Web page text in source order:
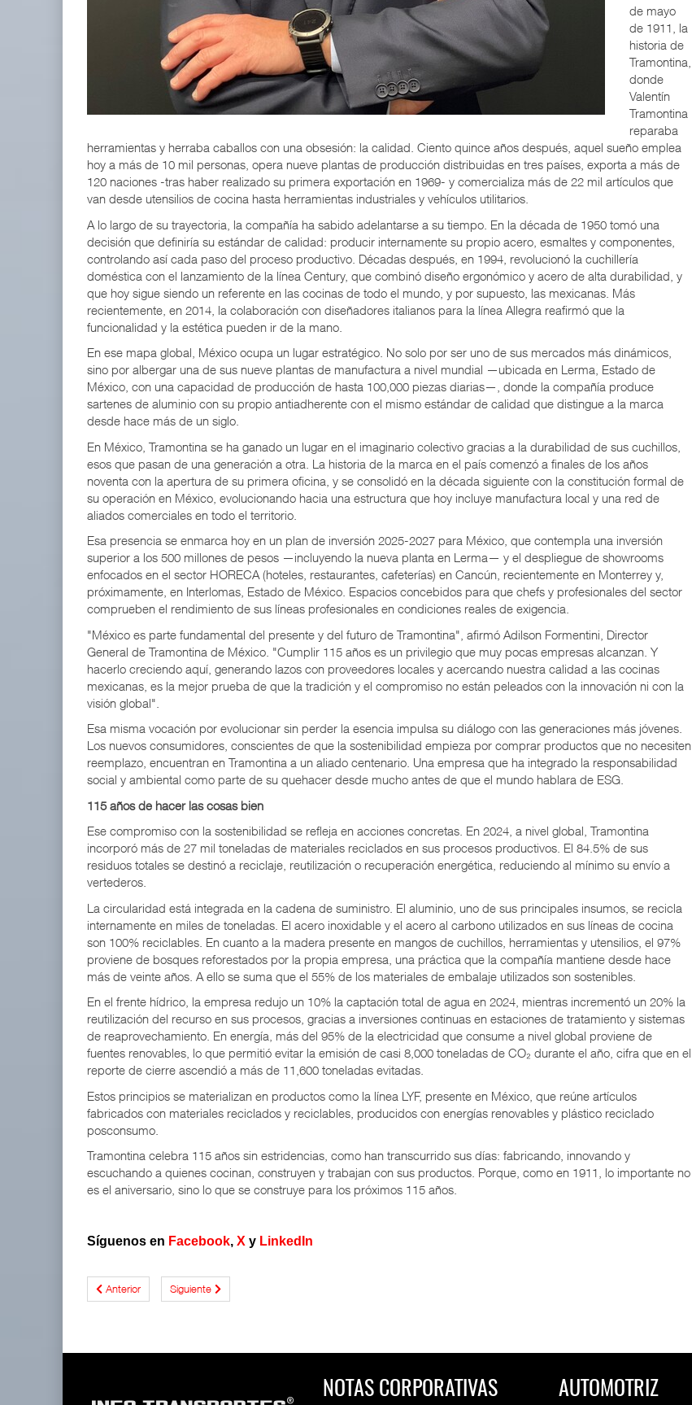
de mayo
de 1911, la
historia de
Tramontina,
donde
Valentín
Tramontina
reparaba
herramientas y herraba caballos con una obsesión: la calidad. Ciento quince años después, aquel sueño emplea
hoy a más de 10 mil personas, opera nueve plantas de producción distribuidas en tres países, exporta a más de
120 naciones -tras haber realizado su primera exportación en 1969- y comercializa más de 22 mil artículos que
van desde utensilios de cocina hasta herramientas industriales y vehículos utilitarios.
A lo largo de su trayectoria, la compañía ha sabido adelantarse a su tiempo. En la década de 1950 tomó una
decisión que definiría su estándar de calidad: producir internamente su propio acero, esmaltes y componentes,
controlando así cada paso del proceso productivo. Décadas después, en 1994, revolucionó la cuchillería
doméstica con el lanzamiento de la línea Century, que combinó diseño ergonómico y acero de alta durabilidad, y
que hoy sigue siendo un referente en las cocinas de todo el mundo, y por supuesto, las mexicanas. Más
recientemente, en 2014, la colaboración con diseñadores italianos para la línea Allegra reafirmó que la
funcionalidad y la estética pueden ir de la mano.
En ese mapa global, México ocupa un lugar estratégico. No solo por ser uno de sus mercados más dinámicos,
sino por albergar una de sus nueve plantas de manufactura a nivel mundial —ubicada en Lerma, Estado de
México, con una capacidad de producción de hasta 100,000 piezas diarias—, donde la compañía produce
sartenes de aluminio con su propio antiadherente con el mismo estándar de calidad que distingue a la marca
desde hace más de un siglo.
En México, Tramontina se ha ganado un lugar en el imaginario colectivo gracias a la durabilidad de sus cuchillos,
esos que pasan de una generación a otra. La historia de la marca en el país comenzó a finales de los años
noventa con la apertura de su primera oficina, y se consolidó en la década siguiente con la constitución formal de
su operación en México, evolucionando hacia una estructura que hoy incluye manufactura local y una red de
aliados comerciales en todo el territorio.
Esa presencia se enmarca hoy en un plan de inversión 2025-2027 para México, que contempla una inversión
superior a los 500 millones de pesos —incluyendo la nueva planta en Lerma— y el despliegue de showrooms
enfocados en el sector HORECA (hoteles, restaurantes, cafeterías) en Cancún, recientemente en Monterrey y,
próximamente, en Interlomas, Estado de México. Espacios concebidos para que chefs y profesionales del sector
comprueben el rendimiento de sus líneas profesionales en condiciones reales de exigencia.
"México es parte fundamental del presente y del futuro de Tramontina", afirmó Adilson Formentini, Director
General de Tramontina de México. "Cumplir 115 años es un privilegio que muy pocas empresas alcanzan. Y
hacerlo creciendo aquí, generando lazos con proveedores locales y acercando nuestra calidad a las cocinas
mexicanas, es la mejor prueba de que la tradición y el compromiso no están peleados con la innovación ni con la
visión global".
Esa misma vocación por evolucionar sin perder la esencia impulsa su diálogo con las generaciones más jóvenes.
Los nuevos consumidores, conscientes de que la sostenibilidad empieza por comprar productos que no necesiten
reemplazo, encuentran en Tramontina a un aliado centenario. Una empresa que ha integrado la responsabilidad
social y ambiental como parte de su quehacer desde mucho antes de que el mundo hablara de ESG.
115 años de hacer las cosas bien
Ese compromiso con la sostenibilidad se refleja en acciones concretas. En 2024, a nivel global, Tramontina
incorporó más de 27 mil toneladas de materiales reciclados en sus procesos productivos. El 84.5% de sus
residuos totales se destinó a reciclaje, reutilización o recuperación energética, reduciendo al mínimo su envío a
vertederos.
La circularidad está integrada en la cadena de suministro. El aluminio, uno de sus principales insumos, se recicla
internamente en miles de toneladas. El acero inoxidable y el acero al carbono utilizados en sus líneas de cocina
son 100% reciclables. En cuanto a la madera presente en mangos de cuchillos, herramientas y utensilios, el 97%
proviene de bosques reforestados por la propia empresa, una práctica que la compañía mantiene desde hace
más de veinte años. A ello se suma que el 55% de los materiales de embalaje utilizados son sostenibles.
En el frente hídrico, la empresa redujo un 10% la captación total de agua en 2024, mientras incrementó un 20% la
reutilización del recurso en sus procesos, gracias a inversiones continuas en estaciones de tratamiento y sistemas
de reaprovechamiento. En energía, más del 95% de la electricidad que consume a nivel global proviene de
fuentes renovables, lo que permitió evitar la emisión de casi 8,000 toneladas de CO₂ durante el año, cifra que en el
reporte de cierre ascendió a más de 11,600 toneladas evitadas.
Estos principios se materializan en productos como la línea LYF, presente en México, que reúne artículos
fabricados con materiales reciclados y reciclables, producidos con energías renovables y plástico reciclado
posconsumo.
Tramontina celebra 115 años sin estridencias, como han transcurrido sus días: fabricando, innovando y
escuchando a quienes cocinan, construyen y trabajan con sus productos. Porque, como en 1911, lo importante no
es el aniversario, sino lo que se construye para los próximos 115 años.
Síguenos en Facebook, X y LinkedIn
Anterior Siguiente
ExxonMobil lleva mantenimiento predictivo al au
05 AGO 2026
ExxonMobil lleva mantenimiento predictivo al au
NOTAS CORPORATIVAS AUTOMOTRIZ